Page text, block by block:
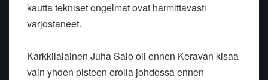
kautta tekniset ongelmat ovat harmittavasti
varjostaneet.
Karkkilalainen Juha Salo oli ennen Keravan kisaa
vain yhden pisteen erolla johdossa ennen